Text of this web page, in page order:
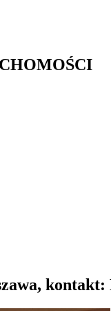
kontakt: